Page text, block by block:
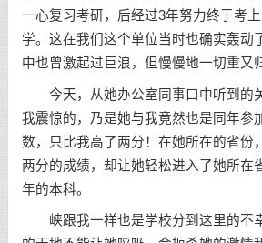
一心复习考研，后经过3年努力终于考
学。这在我们这个单位当时也确实轰动
中也曾激起过巨浪，但慢慢地一切重又
今天，从她办公室同事口中听到的
我震惊的，乃是她与我竟然也是同年参
数，只比我高了两分！在她所在的省份
两分的成绩，却让她轻松进入了她所在
年的本科。
峡跟我一样也是学校分到这里的不